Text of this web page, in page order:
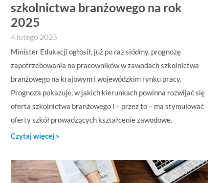
szkolnictwa branżowego na rok
2025
4 lutego 2025
Minister Edukacji ogłosił, już po raz siódmy, prognozę
zapotrzebowania na pracowników w zawodach szkolnictwa
branżowego na krajowym i wojewódzkim rynku pracy.
Prognoza pokazuje, w jakich kierunkach powinna rozwijać się
oferta szkolnictwa branżowego i – przez to – ma stymulować
oferty szkół prowadzących kształcenie zawodowe.
Czytaj więcej »